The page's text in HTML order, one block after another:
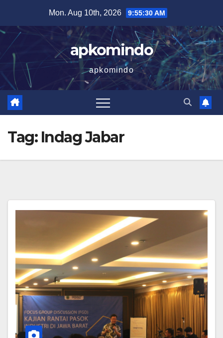
content
Mon. Aug 10th, 2026 9:55:30 AM
apkomindo
apkomindo
Tag: Indag Jabar